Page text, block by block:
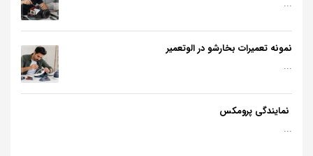
...
نمونه تعمیرات بخارشو در الوتعمیر
...
نمایندگی پرومکس
...